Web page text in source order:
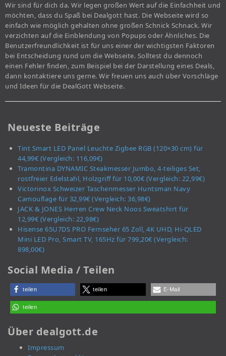
Wir sind für dich da. Wir legen großen Wert auf die Einfachheit und
möchten, dass du Spaß bei Dealgott hast. Die Webseite wird so
einfach wie möglich gehalten ohne großen Schnick Schnack. Wir
verzichten auf die Einblendung von Popups oder Ähnliches. Die
Benutzerfreundlichkeit ist für uns einer der wichtigsten Faktoren
bei Entscheidung rund um die Webseite. Solltest du dennoch
einen Fehler finden, zum Beispiel bei der Darstellung eines Deals,
dann kontaktiere uns gerne. Wir freuen uns auch über Vorschläge
und Ideen für die DealGott Webseite.
Neueste Beiträge
Tint Smart LED Panel Leuchte Zigbee RGB (120×30 cm) für
44,99€ (Vergleich: 116,09€)
Tramontina DYNAMIC Steakmesser Jumbo, 4-teiliges Set,
rostfreier Edelstahl, Holzgriff für 10,00€ (Vergleich: 22,99€)
Victorinox Schweizer Taschenmesser Huntsman Navy
Camouflage für 32,99€ (Vergleich: 36,98€)
JACK & JONES Herren Crew Neck Noos Sweatshirt für
12,99€ (Vergleich: 22,98€)
Hisense 65U7DS PRO Fernseher 65 Zoll, 4K UHD, Hi-QLED
Mini LED Pro, Smart TV, 165Hz für 799,20€ (Vergleich:
898,00€)
Social Media / Teilen
teilen teilen E-Mail
teilen
Über dealgott.de
Impressum